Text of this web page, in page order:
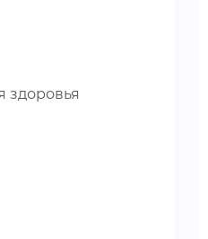
здоровья